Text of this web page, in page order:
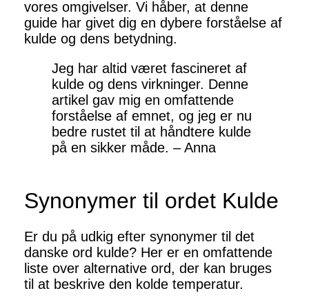
vores omgivelser. Vi håber, at denne
guide har givet dig en dybere forståelse af
kulde og dens betydning.
Jeg har altid været fascineret af
kulde og dens virkninger. Denne
artikel gav mig en omfattende
forståelse af emnet, og jeg er nu
bedre rustet til at håndtere kulde
på en sikker måde. – Anna
Synonymer til ordet Kulde
Er du på udkig efter synonymer til det
danske ord kulde? Her er en omfattende
liste over alternative ord, der kan bruges
til at beskrive den kolde temperatur.